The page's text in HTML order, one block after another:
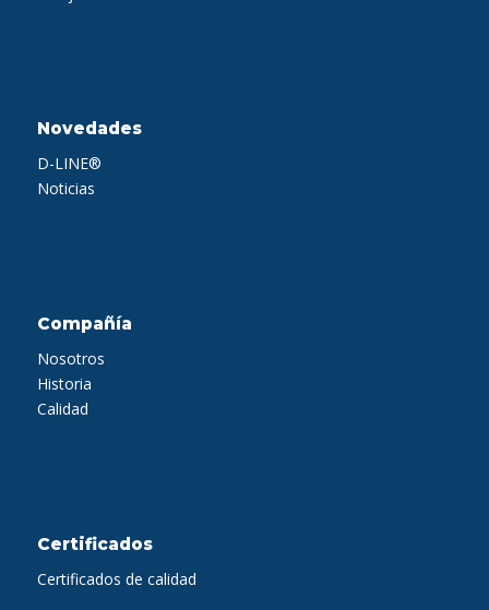
Novedades
D-LINE®
Noticias
Compañía
Nosotros
Historia
Calidad
Certificados
Certificados de calidad